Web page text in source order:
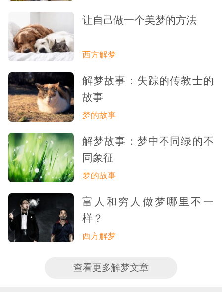
让自己做一个美梦的方法
西方解梦
解梦故事：失踪的传教士的
故事
梦的故事
解梦故事：梦中不同绿的不
同象征
梦的故事
富人和穷人做梦哪里不一
样？
西方解梦
查看更多解梦文章